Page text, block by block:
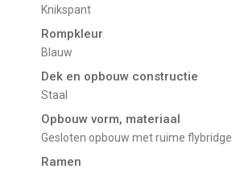
Knikspant
Rompkleur
Blauw
Dek en opbouw constructie
Staal
Opbouw vorm, materiaal
Gesloten opbouw met ruime flybridge
Ramen